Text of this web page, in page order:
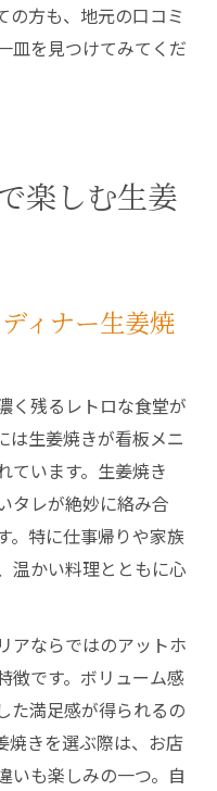
の方も、地元の口コミ
皿を見つけてみてくだ
楽しむ生姜
ィナー生姜焼
く残るレトロな食堂が
は生姜焼きが看板メニ
ています。生姜焼き
タレが絶妙に絡み合
。特に仕事帰りや家族
温かい料理とともに心
アならではのアットホ
徴です。ボリューム感
た満足感が得られるの
焼きを選ぶ際は、お店
いも楽しみの一つ。自